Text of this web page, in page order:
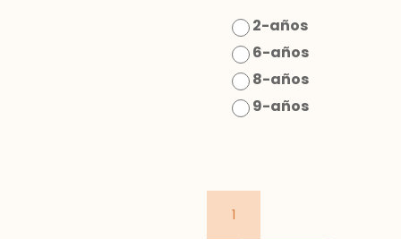
2-años
6-años
8-años
9-años
skate